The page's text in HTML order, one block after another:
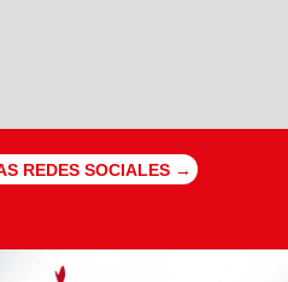
REDES SOCIALES →